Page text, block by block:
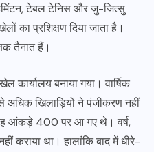
टेबल टेनिस और जु-जित्सु
का प्रशिक्षण दिया जाता है।
तैनात हैं।
बनाया गया। वार्षिक
खिलाड़ियों ने पंजीकरण नहीं
आंकड़े 400 पर आ गए थे। वर्ष,
कराया था। हालांकि बाद में धीरे-